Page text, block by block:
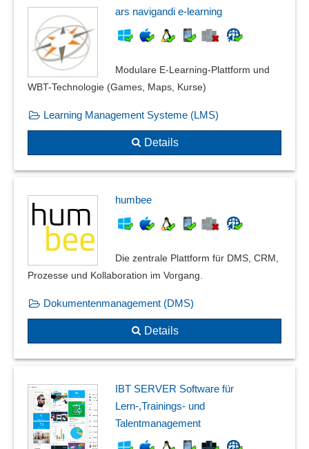
ars navigandi e-learning
Modulare E-Learning-Plattform und
WBT-Technologie (Games, Maps, Kurse)
Learning Management Systeme (LMS)
Details
humbee
Die zentrale Plattform für DMS, CRM,
Prozesse und Kollaboration im Vorgang.
Dokumentenmanagement (DMS)
Details
IBT SERVER Software für
Lern-,Trainings- und
Talentmanagement